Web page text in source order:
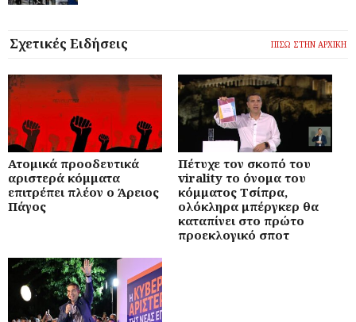
Σχετικές Ειδήσεις ΠΙΣΩ ΣΤΗΝ ΑΡΧΙΚΗ
Ατομικά προοδευτικά
αριστερά κόμματα
επιτρέπει πλέον ο Άρειος
Πάγος
Πέτυχε τον σκοπό του
virality το όνομα του
κόμματος Τσίπρα,
ολόκληρα μπέργκερ θα
καταπίνει στο πρώτο
προεκλογικό σποτ